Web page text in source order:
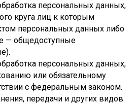
персональных данных,
круга лиц к которым
персональных данных либо
— общедоступные
персональных данных,
или обязательному
с федеральным законом.
передачи и других видов